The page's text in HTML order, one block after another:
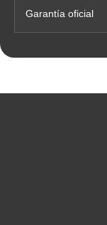
Garantía oficial